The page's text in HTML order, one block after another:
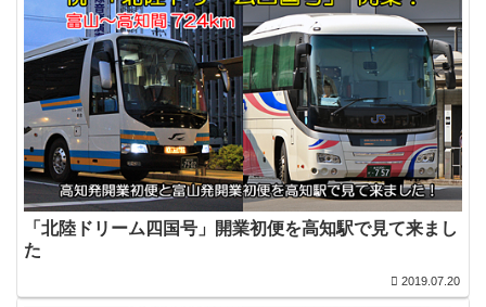
「北陸ドリーム四国号」開業初便を高知駅で見て来まし
た
2019.07.20